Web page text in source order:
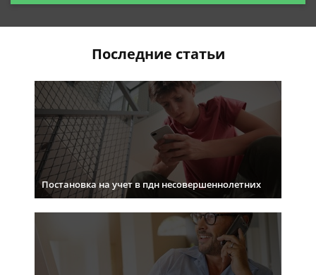
Последние статьи
Постановка на учет в пдн несовершеннолетних